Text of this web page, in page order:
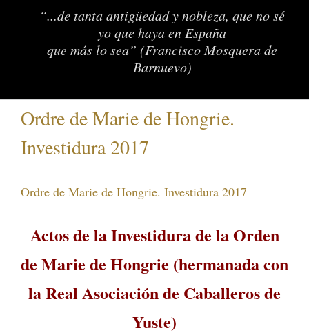
“...de tanta antigüedad y nobleza, que no sé
yo que haya en España
que más lo sea” (Francisco Mosquera de
Barnuevo)
Ordre de Marie de Hongrie.
Investidura 2017
Ordre de Marie de Hongrie. Investidura 2017
Actos de la Investidura de la Orden
de Marie de Hongrie (hermanada con
la Real Asociación de Caballeros de
Yuste)